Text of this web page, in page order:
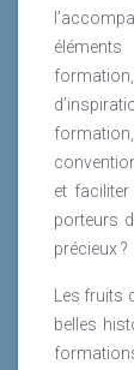
et
porteurs
précieux ?
Les
belles